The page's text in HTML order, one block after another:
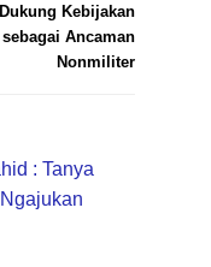
Kebijakan
Ancaman
Nonmiliter